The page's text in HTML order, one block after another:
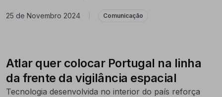
25 de Novembro 2024 Comunicação
Atlar quer colocar Portugal na linha
da frente da vigilância espacial
Tecnologia desenvolvida no interior do país reforça